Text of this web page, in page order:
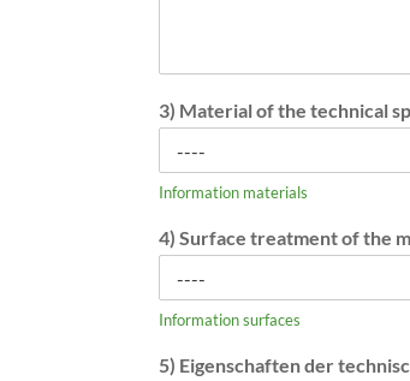
3) Material of the technical
Information materials
4) Surface treatment of the
Information surfaces
5) Eigenschaften der